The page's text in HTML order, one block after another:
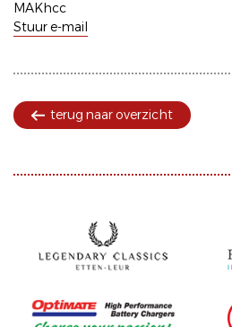
MAKhcc
Stuur e-mail
terug naar overzicht